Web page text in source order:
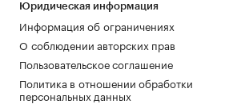
Юридическая информация
Информация об ограничениях
О соблюдении авторских прав
Пользовательское соглашение
Политика в отношении обработки
персональных данных